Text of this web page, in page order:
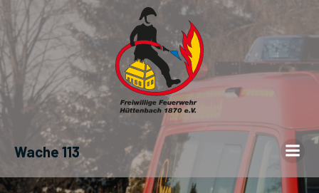
Wache 113